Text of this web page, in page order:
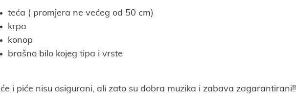
teća ( promjera ne većeg od 50 cm)
krpa
konop
brašno bilo kojeg tipa i vrste
Iće i piće nisu osigurani, ali zato su dobra muzika i zabava zagarantirani!!